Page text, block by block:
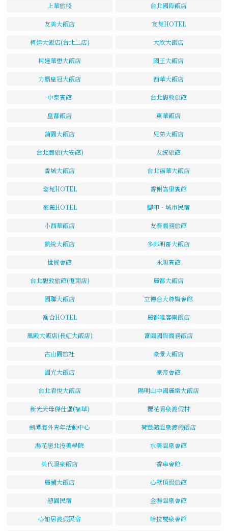
上華旅棧 台北國際飯店
友美大飯店 友萊HOTEL
柯達大飯店(台北二店) 大欣大飯店
柯達華懋大飯店 國王大飯店
力霸皇冠大飯店 西華大飯店
中泰賓館 台北馥敦旅館
皇都飯店 東華飯店
蒲園大飯店 兄弟大飯店
台北商旅(大安館) 友統旅館
香城大飯店 台北福華大飯店
姿苑HOTEL 香榭峇里賓館
豪麗HOTEL 腳印‧城市民宿
小西華飯店 友泰商務旅館
凱統大飯店 多郎明哥大飯店
世貿會館 永親賓館
台北馥敦旅館(復南店) 麗都大飯店
國聯大飯店 立德台大尊賢會館
喬合HOTEL 麗都唯客樂飯店
凰殿大飯店(長虹大飯店) 富園國際商務飯店
古山園旅社 豪景大飯店
國光大飯店 豪帝會館
台北君悅大飯店 陽明山中國麗緻大飯店
新光天母傑仕堡(福華) 櫻花溫泉渡假村
劍潭海外青年活動中心 荷豐館溫泉渡假飯店
湯花戀北投美學院 水美溫泉會館
美代溫泉飯店 香車會館
麗湖大飯店 心墅頂級旅館
憩園民宿 金湯溫泉會館
心如居渡假民宿 哈拉雙泉會館